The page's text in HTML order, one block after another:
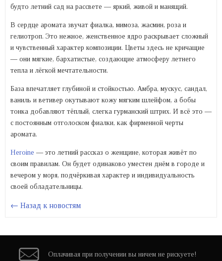
будто летний сад на рассвете — яркий, живой и манящий.
В сердце аромата звучат фиалка, мимоза, жасмин, роза и
гелиотроп. Это нежное, женственное ядро раскрывает сложный
и чувственный характер композиции. Цветы здесь не кричащие
— они мягкие, бархатистые, создающие атмосферу летнего
тепла и лёгкой мечтательности.
База впечатляет глубиной и стойкостью. Амбра, мускус, сандал,
ваниль и ветивер окутывают кожу мягким шлейфом, а бобы
тонка добавляют тёплый, слегка гурманский штрих. И всё это —
с постоянным отголоском фиалки, как фирменной черты
аромата.
Heroine — это летний рассказ о женщине, которая живёт по
своим правилам. Он будет одинаково уместен днём в городе и
вечером у моря, подчёркивая характер и индивидуальность
своей обладательницы.
← Назад к новостям
Оплачивая при получении вы ничем не рискуете!